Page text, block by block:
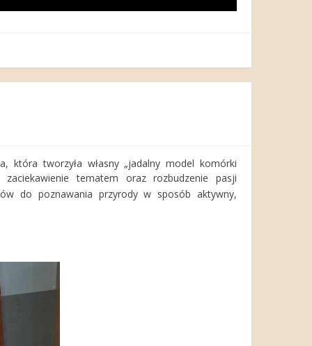
która tworzyła własny „jadalny model komórki
tematem oraz rozbudzenie pasji
do poznawania przyrody w sposób aktywny,